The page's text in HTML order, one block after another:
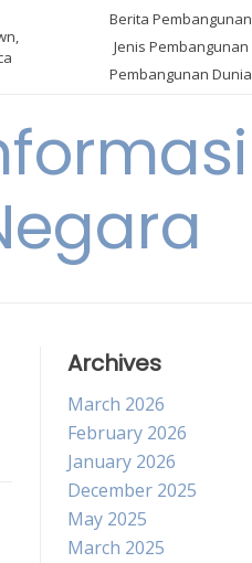
Berita Pembangunan
Jenis Pembangunan
Pembangunan Dunia
Archives
March 2026
February 2026
January 2026
December 2025
May 2025
March 2025